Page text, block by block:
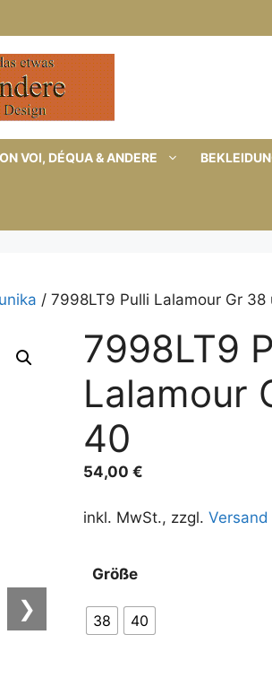
VOI, DÉQUA & ANDERE
/ 7998LT9 Pulli Lalamour Gr 38
❯
7998LT9
Lalamour
40
54,00€
inkl. MwSt., zzgl.Versand
Größe
38 40